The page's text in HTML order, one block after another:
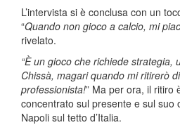
L’intervista si è conclusa con un
“Quando non gioco a calcio, mi
rivelato.
“È un gioco che richiede strategia,
Chissà, magari quando mi ritirerò
professionista!” Ma per ora, il ritiro
concentrato sul presente e sul suo
Napoli sul tetto d’Italia.